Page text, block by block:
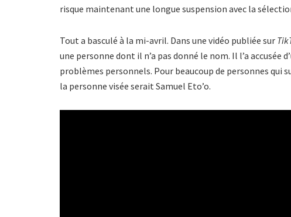
risque maintenant une longue suspension avec la
Tout a basculé à la mi-avril. Dans une vidéo publiée sur
une personne dont il n’a pas donné le nom. Il l’a accusée
problèmes personnels. Pour beaucoup de personnes
la personne visée serait Samuel Eto’o.